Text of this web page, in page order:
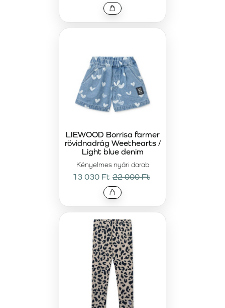
Kényelmes nyári darab
LIEWOOD Borrisa farmer
rövidnadrág Weethearts /
Light blue denim
13 030 Ft 22 000 Ft